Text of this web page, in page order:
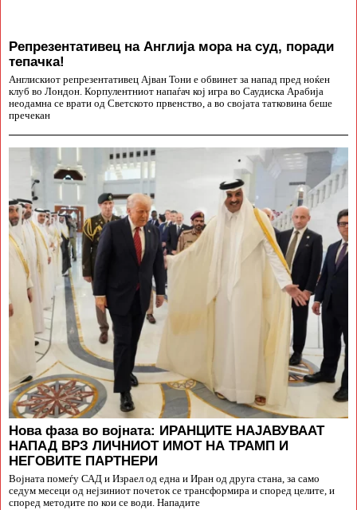
Репрезентативец на Англија мора на суд, поради
тепачка!
Англискиот репрезентативец Ајван Тони е обвинет за напад пред ноќен
клуб во Лондон. Корпулентниот напаѓач кој игра во Саудиска Арабија
неодамна се врати од Светското првенство, а во својата татковина беше
пречекан
Нова фаза во војната: ИРАНЦИТЕ НАЈАВУВААТ
НАПАД ВРЗ ЛИЧНИОТ ИМОТ НА ТРАМП И
НЕГОВИТЕ ПАРТНЕРИ
Војната помеѓу САД и Израел од една и Иран од друга стана, за само
седум месеци од нејзиниот почеток се трансформира и според целите, и
според методите по кои се води. Нападите